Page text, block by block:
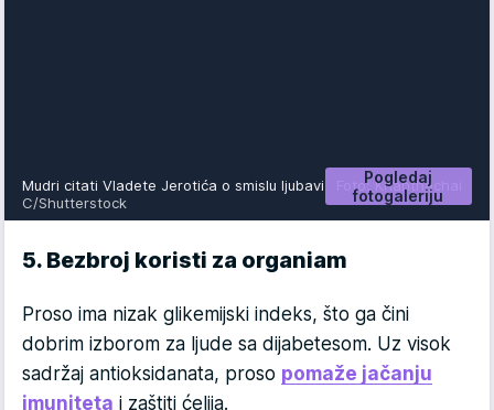
Pogledaj
fotogaleriju
Mudri citati Vladete Jerotića o smislu ljubavi
Foto: Khanthachai
C/Shutterstock
5. Bezbroj koristi za organiam
Proso ima nizak glikemijski indeks, što ga čini
dobrim izborom za ljude sa dijabetesom. Uz visok
sadržaj antioksidanata, proso pomaže jačanju
imuniteta i zaštiti ćelija.